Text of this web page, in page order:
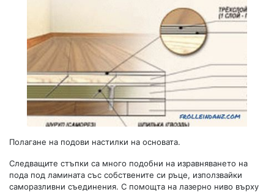
Полагане на подови настилки на основата.
Следващите стъпки са много подобни на изравняването на
пода под ламината със собствените си ръце, използвайки
саморазливни съединения. С помощта на лазерно ниво върху